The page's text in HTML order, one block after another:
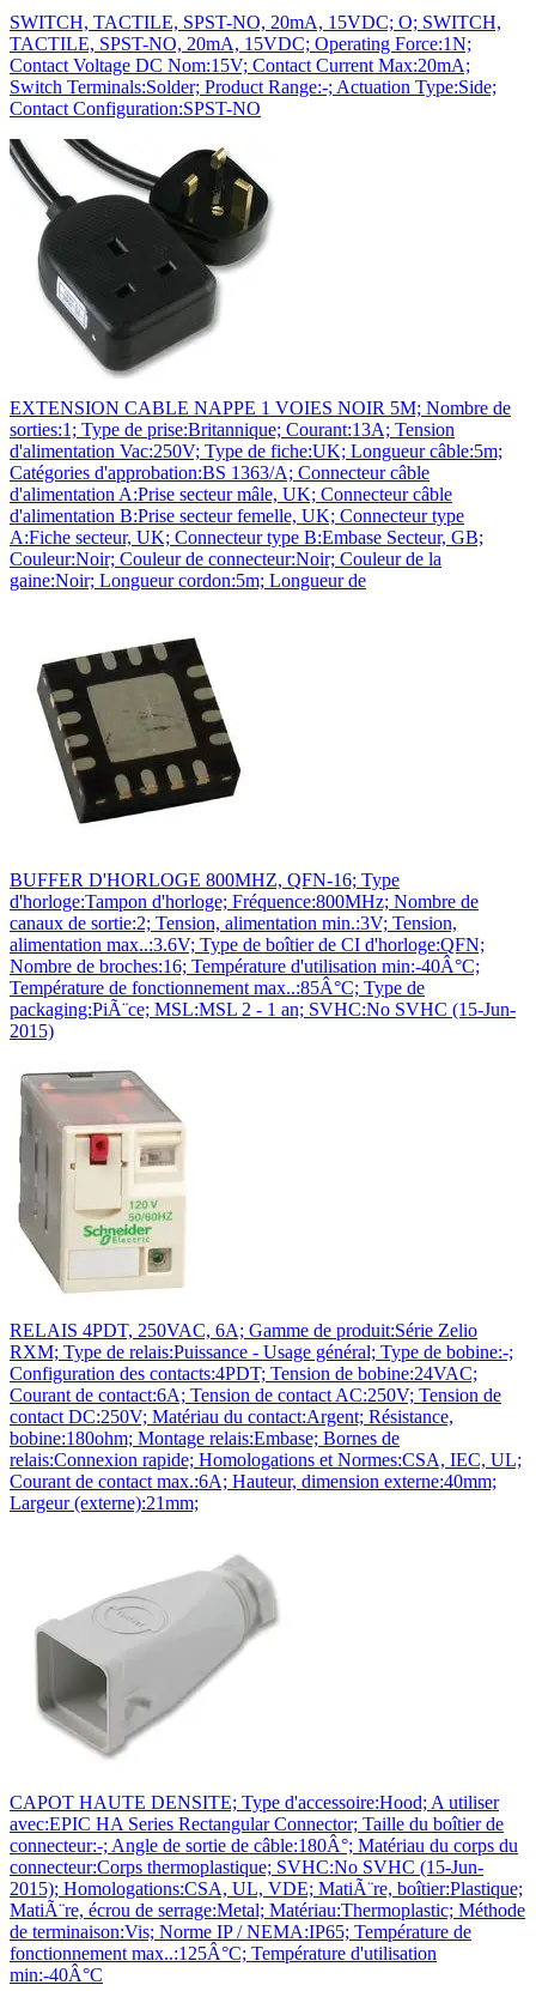
SWITCH, TACTILE, SPST-NO, 20mA, 15VDC; O; SWITCH,
TACTILE, SPST-NO, 20mA, 15VDC; Operating Force:1N;
Contact Voltage DC Nom:15V; Contact Current Max:20mA;
Switch Terminals:Solder; Product Range:-; Actuation Type:Side;
Contact Configuration:SPST-NO
EXTENSION CABLE NAPPE 1 VOIES NOIR 5M; Nombre de
sorties:1; Type de prise:Britannique; Courant:13A; Tension
d'alimentation Vac:250V; Type de fiche:UK; Longueur câble:5m;
Catégories d'approbation:BS 1363/A; Connecteur câble
d'alimentation A:Prise secteur mâle, UK; Connecteur câble
d'alimentation B:Prise secteur femelle, UK; Connecteur type
A:Fiche secteur, UK; Connecteur type B:Embase Secteur, GB;
Couleur:Noir; Couleur de connecteur:Noir; Couleur de la
gaine:Noir; Longueur cordon:5m; Longueur de
BUFFER D'HORLOGE 800MHZ, QFN-16; Type
d'horloge:Tampon d'horloge; Fréquence:800MHz; Nombre de
canaux de sortie:2; Tension, alimentation min.:3V; Tension,
alimentation max..:3.6V; Type de boîtier de CI d'horloge:QFN;
Nombre de broches:16; Température d'utilisation min:-40Â°C;
Température de fonctionnement max..:85Â°C; Type de
packaging:PiÃ¨ce; MSL:MSL 2 - 1 an; SVHC:No SVHC (15-Jun-
2015)
RELAIS 4PDT, 250VAC, 6A; Gamme de produit:Série Zelio
RXM; Type de relais:Puissance - Usage général; Type de bobine:-;
Configuration des contacts:4PDT; Tension de bobine:24VAC;
Courant de contact:6A; Tension de contact AC:250V; Tension de
contact DC:250V; Matériau du contact:Argent; Résistance,
bobine:180ohm; Montage relais:Embase; Bornes de
relais:Connexion rapide; Homologations et Normes:CSA, IEC, UL;
Courant de contact max.:6A; Hauteur, dimension externe:40mm;
Largeur (externe):21mm;
CAPOT HAUTE DENSITE; Type d'accessoire:Hood; A utiliser
avec:EPIC HA Series Rectangular Connector; Taille du boîtier de
connecteur:-; Angle de sortie de câble:180Â°; Matériau du corps du
connecteur:Corps thermoplastique; SVHC:No SVHC (15-Jun-
2015); Homologations:CSA, UL, VDE; MatiÃ¨re, boîtier:Plastique;
MatiÃ¨re, écrou de serrage:Metal; Matériau:Thermoplastic; Méthode
de terminaison:Vis; Norme IP / NEMA:IP65; Température de
fonctionnement max..:125Â°C; Température d'utilisation
min:-40Â°C